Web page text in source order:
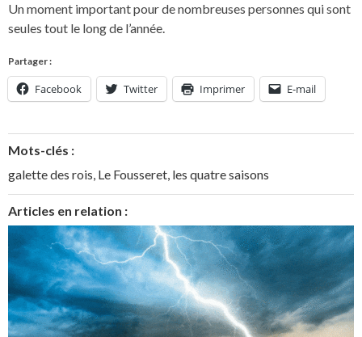
Un moment important pour de nombreuses personnes qui sont
seules tout le long de l’année.
Partager :
Facebook Twitter Imprimer E-mail
Mots-clés :
galette des rois Le Fousseret les quatre saisons
Articles en relation :